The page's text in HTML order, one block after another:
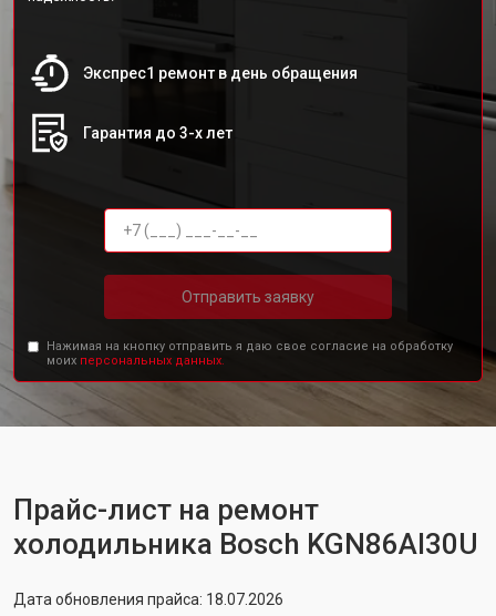
Экспрес1 ремонт в день обращения
Гарантия до 3-х лет
Отправить заявку
Нажимая на кнопку отправить я даю свое согласие на обработку
моих персональных данных.
Прайс-лист на ремонт
холодильника Bosch KGN86AI30U
Дата обновления прайса: 18.07.2026